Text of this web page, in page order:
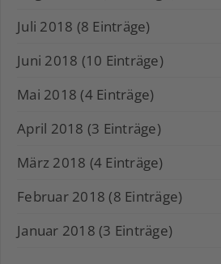
Juli 2018 (8 Einträge)
Juni 2018 (10 Einträge)
Mai 2018 (4 Einträge)
April 2018 (3 Einträge)
März 2018 (4 Einträge)
Februar 2018 (8 Einträge)
Januar 2018 (3 Einträge)